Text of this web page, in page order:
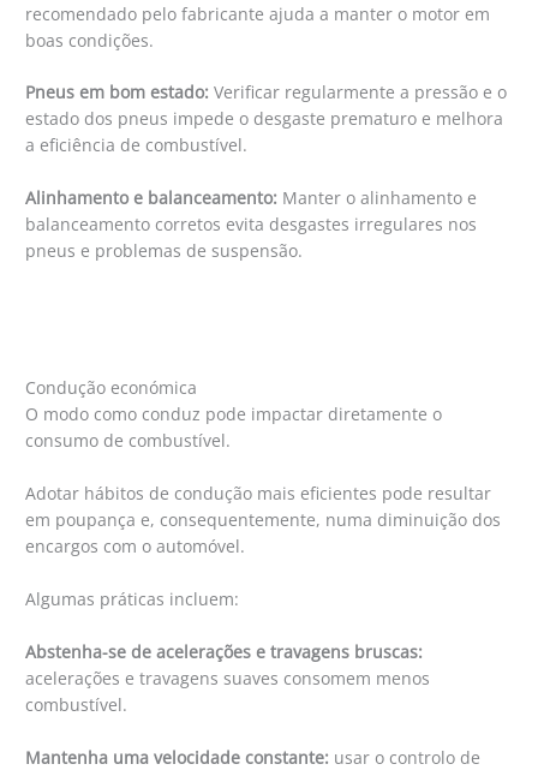
recomendado pelo fabricante ajuda a manter o motor em
boas condições.
Pneus em bom estado: Verificar regularmente a pressão e o
estado dos pneus impede o desgaste prematuro e melhora
a eficiência de combustível.
Alinhamento e balanceamento: Manter o alinhamento e
balanceamento corretos evita desgastes irregulares nos
pneus e problemas de suspensão.
Condução económica
O modo como conduz pode impactar diretamente o
consumo de combustível.
Adotar hábitos de condução mais eficientes pode resultar
em poupança e, consequentemente, numa diminuição dos
encargos com o automóvel.
Algumas práticas incluem:
Abstenha-se de acelerações e travagens bruscas:
acelerações e travagens suaves consomem menos
combustível.
Mantenha uma velocidade constante: usar o controlo de